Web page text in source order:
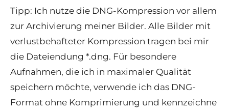
Tipp: Ich nutze die DNG-Kompression vor allem
zur Archivierung meiner Bilder. Alle Bilder mit
verlustbehafteter Kompression tragen bei mir
die Dateiendung *.dng. Für besondere
Aufnahmen, die ich in maximaler Qualität
speichern möchte, verwende ich das DNG-
Format ohne Komprimierung und kennzeichne